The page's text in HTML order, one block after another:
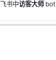
书中访客大师 bot